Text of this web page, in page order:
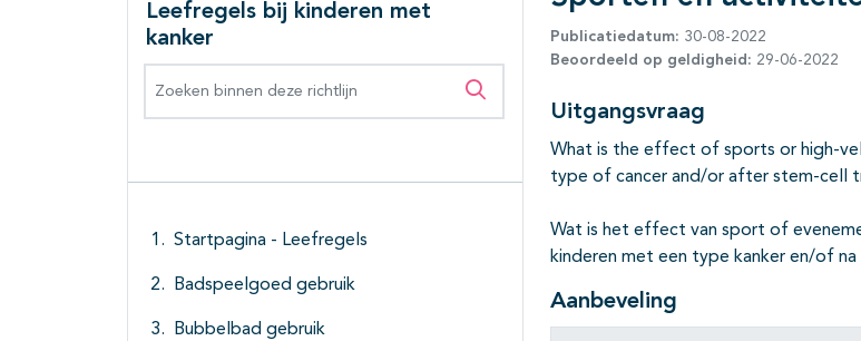
Leefregels bij kinderen met
kanker
Zoeken binnen deze richtlijn
Startpagina - Leefregels
Badspeelgoed gebruik
Bubbelbad gebruik
Publicatiedatum: 30-08-2022
Beoordeeld op geldigheid: 29-06-2022
Uitgangsvraag
What is the effect of sports or high-
type of cancer and/or after stem-cell
Wat is het effect van sport of
kinderen met een type kanker en/of
Aanbeveling